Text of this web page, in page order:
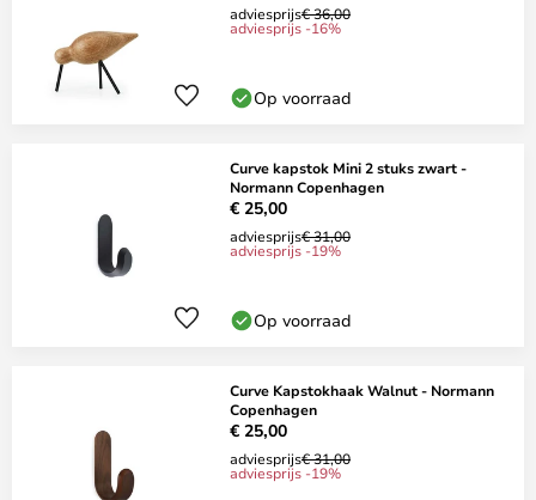
adviesprijs€ 36,00
adviesprijs -16%
Op voorraad
Curve kapstok Mini 2 stuks zwart -
Normann Copenhagen
€ 25,00
adviesprijs€ 31,00
adviesprijs -19%
Op voorraad
Curve Kapstokhaak Walnut - Normann
Copenhagen
€ 25,00
adviesprijs€ 31,00
adviesprijs -19%